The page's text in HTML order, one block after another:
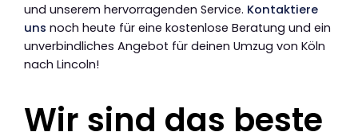
und unserem hervorragenden Service. Kontaktiere
uns noch heute für eine kostenlose Beratung und ein
unverbindliches Angebot für deinen Umzug von Köln
nach Lincoln!
Wir sind das beste